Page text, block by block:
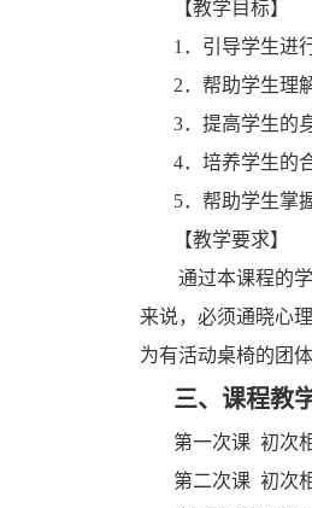
【教学目标】
1 ．引导学生进
2．帮助学生理
3．提高学生的
4．培养学生的
5．帮助学生掌
【教学要求】
通过本课程的
来说，必须通晓心
为有活动桌椅的团
三、课程教
第一次课 初次
第二次课 初次